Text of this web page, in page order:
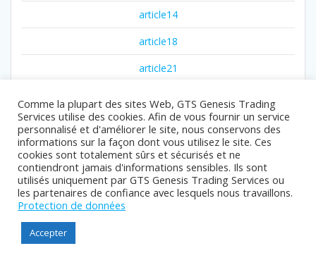
article14
article18
article21
article32
article33
article787
Comme la plupart des sites Web, GTS Genesis Trading
Services utilise des cookies. Afin de vous fournir un service
personnalisé et d'améliorer le site, nous conservons des
informations sur la façon dont vous utilisez le site. Ces
cookies sont totalement sûrs et sécurisés et ne
contiendront jamais d'informations sensibles. Ils sont
utilisés uniquement par GTS Genesis Trading Services ou
les partenaires de confiance avec lesquels nous travaillons.
Protection de données
Accepter